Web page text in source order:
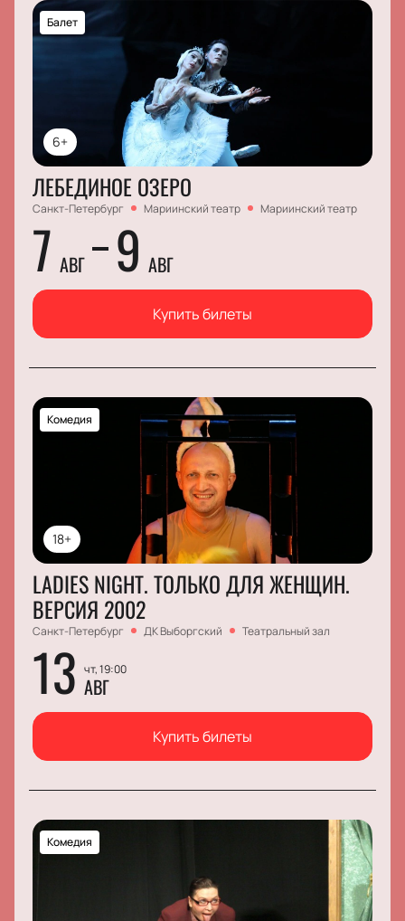
6+
Балет
ЛЕБЕДИНОЕ ОЗЕРО
Санкт-Петербург Мариинский театр Мариинский театр
7 АВГ 9 АВГ
Купить билеты
18+
Комедия
LADIES NIGHT. ТОЛЬКО ДЛЯ ЖЕНЩИН.
ВЕРСИЯ 2002
Санкт-Петербург ДК Выборгский Театральный зал
13 чт, 19:00
АВГ
Купить билеты
Комедия